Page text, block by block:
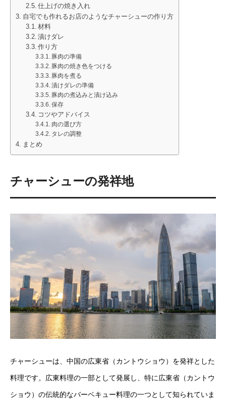
仕上げの焼き入れ
自宅でも作れるお店のようなチャーシューの作り方
材料
漬けダレ
作り方
豚肉の準備
豚肉の焼き色をつける
豚肉を煮る
漬けダレの準備
豚肉の煮込みと漬け込み
保存
コツやアドバイス
肉の選び方
タレの調整
まとめ
チャーシューの発祥地
チャーシューは、中国の広東省（カントウショウ）を発祥とした
料理です。広東料理の一部として発展し、特に広東省（カントウ
ショウ）の伝統的なバーベキュー料理の一つとして知られていま